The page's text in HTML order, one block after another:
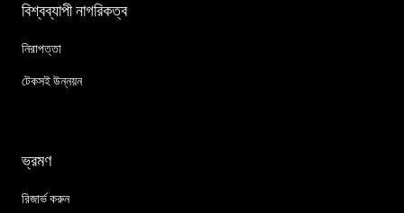
বিশ্বব্যাপী নাগরিকত্ব
নিরাপত্তা
টেকসই উন্নয়ন
ভ্রমণ
রিজার্ভ করুন